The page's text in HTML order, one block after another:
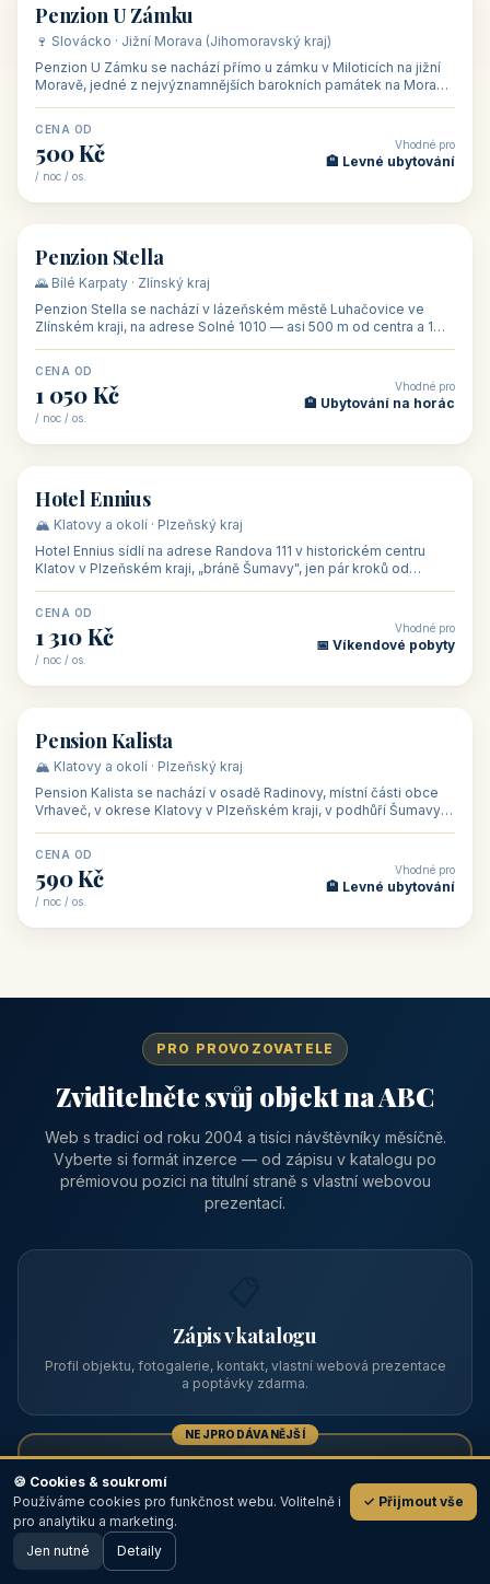
🏡 penzion
Penzion U Zámku
🍷 Slovácko · Jižní Morava (Jihomoravský kraj)
Penzion U Zámku se nachází přímo u zámku v Miloticích na jižní
Moravě, jedné z nejvýznamnějších barokních památek na Moravě,
CENA OD
500 Kč
/ noc / os.
Vhodné pro
🏨 Levné ubytování
🏡 penzion
Penzion Stella
🌄 Bílé Karpaty · Zlínský kraj
Penzion Stella se nachází v lázeňském městě Luhačovice ve
Zlínském kraji, na adrese Solné 1010 — asi 500 m od centra a 1
CENA OD
1 050 Kč
/ noc / os.
Vhodné pro
🏨 Ubytování na horác
🏨 hotel
Hotel Ennius
🏔️ Klatovy a okolí · Plzeňský kraj
Hotel Ennius sídlí na adrese Randova 111 v historickém centru
Klatov v Plzeňském kraji, „bráně Šumavy", jen pár kroků od
CENA OD
1 310 Kč
/ noc / os.
Vhodné pro
📅 Víkendové pobyty
🏡 penzion
Pension Kalista
🏔️ Klatovy a okolí · Plzeňský kraj
Pension Kalista se nachází v osadě Radinovy, místní části obce
Vrhaveč, v okrese Klatovy v Plzeňském kraji, v podhůří Šumavy
CENA OD
590 Kč
/ noc / os.
Vhodné pro
🏨 Levné ubytování
PRO PROVOZOVATELE
Zviditelněte svůj objekt na ABC
Web s tradicí od roku 2004 a tisíci návštěvníky měsíčně.
Vyberte si formát inzerce — od zápisu v katalogu po
prémiovou pozici na titulní straně s vlastní webovou
prezentací.
Zápis v katalogu
Profil objektu, fotogalerie, kontakt, vlastní webová prezentace
a poptávky zdarma.
NEJPRODÁVANĚJŠÍ
Prémiový partner
TOP pozice na titulce, přednost ve výpisech, zlatý odznak a
💬
🖥️ Desktop verze
🍪 Cookies & soukromí
Používáme cookies pro funkčnost webu. Volitelně i
pro analytiku a marketing.
✓ Přijmout vše
Jen nutné Detaily